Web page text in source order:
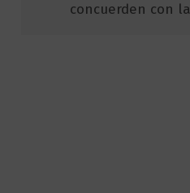
concuerden con